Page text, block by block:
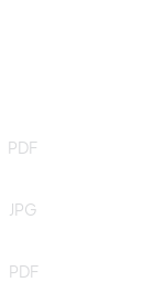
PDF
JPG
PDF